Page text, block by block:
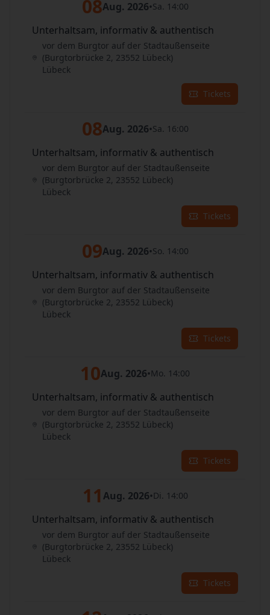
08Aug. 2026•Sa. 14:00
Unterhaltsam, informativ & authentisch
vor dem Burgtor auf der Stadtaußenseite
(Burgtorbrücke 2, 23552 Lübeck)
Lübeck
Tickets
08Aug. 2026•Sa. 16:00
Unterhaltsam, informativ & authentisch
vor dem Burgtor auf der Stadtaußenseite
(Burgtorbrücke 2, 23552 Lübeck)
Lübeck
Tickets
09Aug. 2026•So. 14:00
Unterhaltsam, informativ & authentisch
vor dem Burgtor auf der Stadtaußenseite
(Burgtorbrücke 2, 23552 Lübeck)
Lübeck
Tickets
10Aug. 2026•Mo. 14:00
Unterhaltsam, informativ & authentisch
vor dem Burgtor auf der Stadtaußenseite
(Burgtorbrücke 2, 23552 Lübeck)
Lübeck
Tickets
11 Aug. 2026•Di. 14:00
Unterhaltsam, informativ & authentisch
vor dem Burgtor auf der Stadtaußenseite
(Burgtorbrücke 2, 23552 Lübeck)
Lübeck
Tickets